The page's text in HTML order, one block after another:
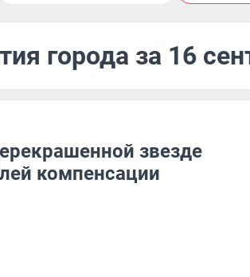
города за 16
звезде
компенсации